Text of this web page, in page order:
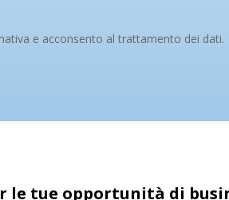
e acconsento al trattamento dei dati.
le tue opportunità di